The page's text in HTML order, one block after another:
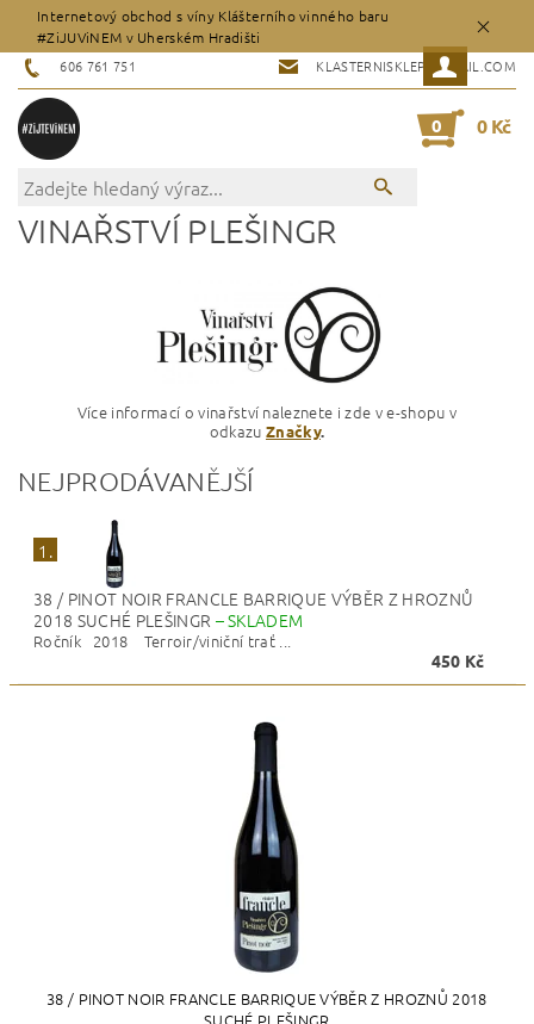
Internetový obchod s víny Klášterního vinného baru
#ZiJUViNEM v Uherském Hradišti
606 761 751
KLASTERNISKLEP@GMAIL.COM
0 0 Kč
VINAŘSTVÍ PLEŠINGR
Více informací o vinařství naleznete i zde v e-shopu v
odkazu Značky.
NEJPRODÁVANĚJŠÍ
1.
38 / PINOT NOIR FRANCLE BARRIQUE VÝBĚR Z HROZNŮ
2018 SUCHÉ PLEŠINGR –SKLADEM
Ročník 2018 Terroir/viniční trať ...
450 Kč
38 / PINOT NOIR FRANCLE BARRIQUE VÝBĚR Z HROZNŮ 2018